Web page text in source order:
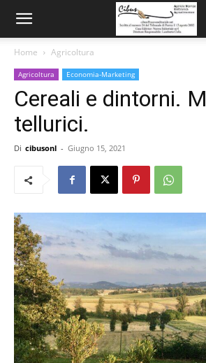
Home Agricoltura
Agricoltura Economia-Marketing
Cereali e dintorni.
tellurici.
Di cibusonl - Giugno 15, 2021